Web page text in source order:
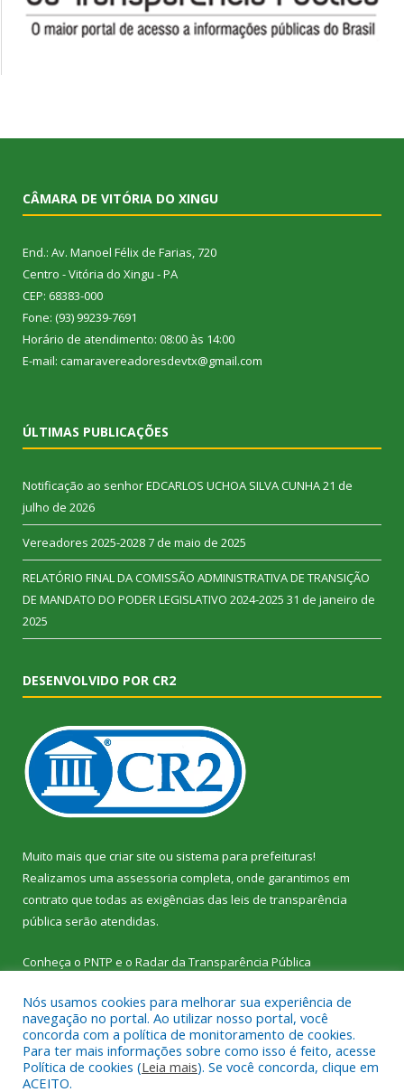
CÂMARA DE VITÓRIA DO XINGU
End.: Av. Manoel Félix de Farias, 720
Centro - Vitória do Xingu - PA
CEP: 68383-000
Fone: (93) 99239-7691
Horário de atendimento: 08:00 às 14:00
E-mail: camaravereadoresdevtx@gmail.com
ÚLTIMAS PUBLICAÇÕES
Notificação ao senhor EDCARLOS UCHOA SILVA CUNHA21 de
julho de 2026
Vereadores 2025-20287 de maio de 2025
RELATÓRIO FINAL DA COMISSÃO ADMINISTRATIVA DE TRANSIÇÃO
DE MANDATO DO PODER LEGISLATIVO 2024-2025 31 de janeiro de
2025
DESENVOLVIDO POR CR2
Muito mais que criar site ou sistema para prefeituras!
Realizamos uma assessoria completa, onde garantimos em
contrato que todas as exigências das leis de transparência
pública serão atendidas.
Conheça o PNTP e o Radar da Transparência Pública
Todos os direitos reservados a Câmara Municipal de Vitória do
Xingu.
Nós usamos cookies para melhorar sua experiência de
navegação no portal. Ao utilizar nosso portal, você
concorda com a política de monitoramento de cookies.
Para ter mais informações sobre como isso é feito, acesse
Política de cookies (Leia mais). Se você concorda, clique em
ACEITO.